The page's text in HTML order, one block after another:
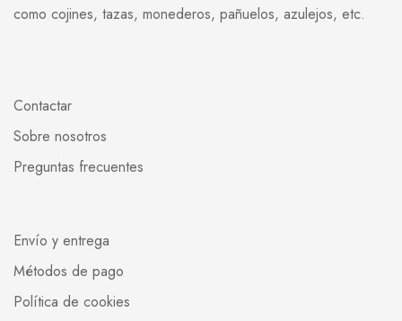
como cojines, tazas, monederos, pañuelos, azulejos, etc.
Contactar
Sobre nosotros
Preguntas frecuentes
Envío y entrega
Métodos de pago
Política de cookies